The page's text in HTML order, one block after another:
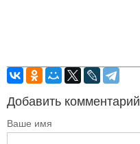
Добавить комментарий
Ваше имя